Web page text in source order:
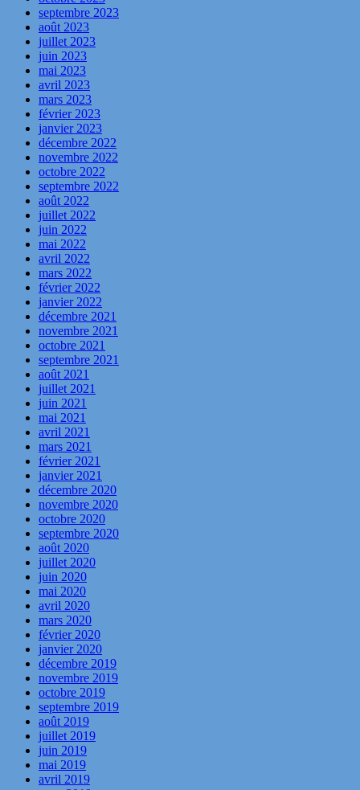
septembre 2023
août 2023
juillet 2023
juin 2023
mai 2023
avril 2023
mars 2023
février 2023
janvier 2023
décembre 2022
novembre 2022
octobre 2022
septembre 2022
août 2022
juillet 2022
juin 2022
mai 2022
avril 2022
mars 2022
février 2022
janvier 2022
décembre 2021
novembre 2021
octobre 2021
septembre 2021
août 2021
juillet 2021
juin 2021
mai 2021
avril 2021
mars 2021
février 2021
janvier 2021
décembre 2020
novembre 2020
octobre 2020
septembre 2020
août 2020
juillet 2020
juin 2020
mai 2020
avril 2020
mars 2020
février 2020
janvier 2020
décembre 2019
novembre 2019
octobre 2019
septembre 2019
août 2019
juillet 2019
juin 2019
mai 2019
avril 2019